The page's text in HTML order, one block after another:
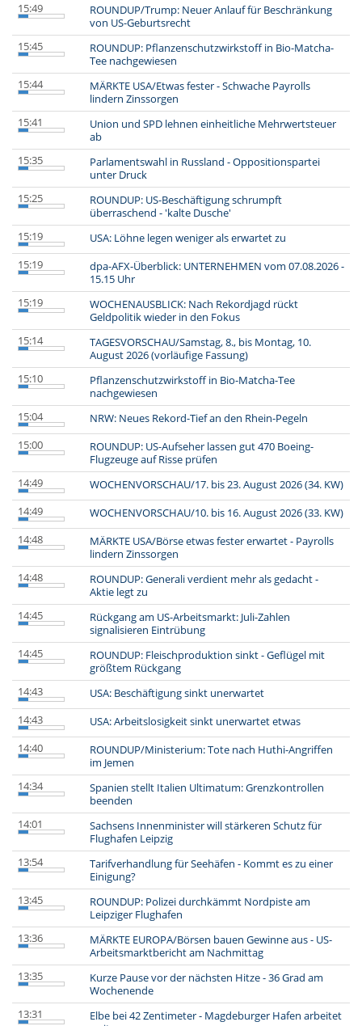
15:49
ROUNDUP/Trump: Neuer Anlauf für Beschränkung
von US-Geburtsrecht
15:45
ROUNDUP: Pflanzenschutzwirkstoff in Bio-Matcha-
Tee nachgewiesen
15:44
MÄRKTE USA/Etwas fester - Schwache Payrolls
lindern Zinssorgen
15:41
Union und SPD lehnen einheitliche Mehrwertsteuer
ab
15:35
Parlamentswahl in Russland - Oppositionspartei
unter Druck
15:25
ROUNDUP: US-Beschäftigung schrumpft
überraschend - 'kalte Dusche'
15:19
USA: Löhne legen weniger als erwartet zu
15:19
dpa-AFX-Überblick: UNTERNEHMEN vom 07.08.2026 -
15.15 Uhr
15:19
WOCHENAUSBLICK: Nach Rekordjagd rückt
Geldpolitik wieder in den Fokus
15:14
TAGESVORSCHAU/Samstag, 8., bis Montag, 10.
August 2026 (vorläufige Fassung)
15:10
Pflanzenschutzwirkstoff in Bio-Matcha-Tee
nachgewiesen
15:04
NRW: Neues Rekord-Tief an den Rhein-Pegeln
15:00
ROUNDUP: US-Aufseher lassen gut 470 Boeing-
Flugzeuge auf Risse prüfen
14:49
WOCHENVORSCHAU/17. bis 23. August 2026 (34. KW)
14:49
WOCHENVORSCHAU/10. bis 16. August 2026 (33. KW)
14:48
MÄRKTE USA/Börse etwas fester erwartet - Payrolls
lindern Zinssorgen
14:48
ROUNDUP: Generali verdient mehr als gedacht -
Aktie legt zu
14:45
Rückgang am US-Arbeitsmarkt: Juli-Zahlen
signalisieren Eintrübung
14:45
ROUNDUP: Fleischproduktion sinkt - Geflügel mit
größtem Rückgang
14:43
USA: Beschäftigung sinkt unerwartet
14:43
USA: Arbeitslosigkeit sinkt unerwartet etwas
14:40
ROUNDUP/Ministerium: Tote nach Huthi-Angriffen
im Jemen
14:34
Spanien stellt Italien Ultimatum: Grenzkontrollen
beenden
14:01
Sachsens Innenminister will stärkeren Schutz für
Flughafen Leipzig
13:54
Tarifverhandlung für Seehäfen - Kommt es zu einer
Einigung?
13:45
ROUNDUP: Polizei durchkämmt Nordpiste am
Leipziger Flughafen
13:36
MÄRKTE EUROPA/Börsen bauen Gewinne aus - US-
Arbeitsmarktbericht am Nachmittag
13:35
Kurze Pause vor der nächsten Hitze - 36 Grad am
Wochenende
13:31
Elbe bei 42 Zentimeter - Magdeburger Hafen arbeitet